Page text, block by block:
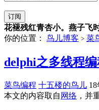
订阅
花褪残红青杏小。燕子飞
你的位置： 鸟儿博客 > 菜
delphi之多线程
菜鸟编程 十五楼的鸟儿
本文的内容取自 网络 ，并